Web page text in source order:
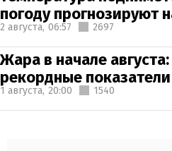
погоду прогнозируют
2 августа, 06:57 2697
Жара в начале
рекордные
1 августа, 20:00 1540